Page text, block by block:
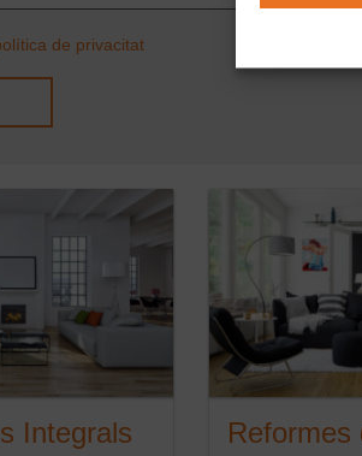
de privacitat
Integrals Reformes